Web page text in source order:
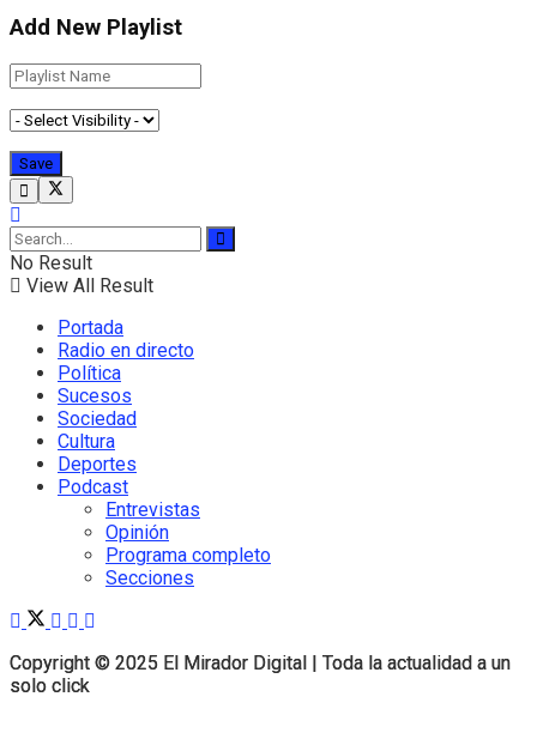
Copyright © 2025 El Mirador Digital | Toda la actualidad a un
solo click
Add New Playlist
No Result
View All Result
Portada
Radio en directo
Política
Sucesos
Sociedad
Cultura
Deportes
Podcast
Entrevistas
Opinión
Programa completo
Secciones
Copyright © 2025 El Mirador Digital | Toda la actualidad a un
solo click